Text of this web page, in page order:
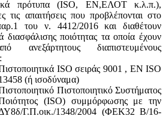
πρότυπα (ISO, ΕΝ,ΕΛΟΤ κ.λ.π.),
τις απαιτήσεις που προβλέπονται στο
του ν. 4412/2016 και διαθέτουν
διασφάλισης ποιότητας τα οποία έχουν
ανεξάρτητους διαπιστευμένους
ISO σειράς 9001 , ΕΝ ISO
(ή ισοδύναμα)
Πιστοποιητικό Συστήματος
(ISO) συμμόρφωσης με την
Γ.Π.οικ./1348/2004 (ΦΕΚ32 Β/16-